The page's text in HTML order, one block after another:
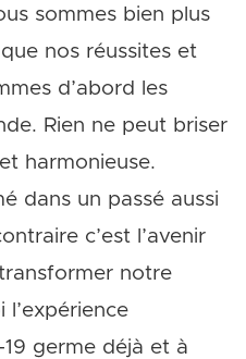
sommes bien plus
nos réussites et
d’abord les
Rien ne peut briser
harmonieuse.
dans un passé aussi
c’est l’avenir
notre
l’expérience
germe déjà et à